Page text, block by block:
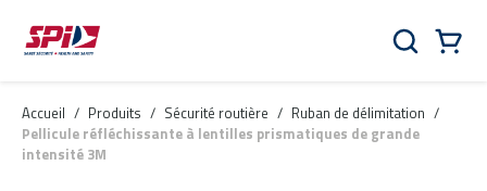
Aller au contenu principal
Skip to menu
Skip to footer
Rechercher
Accueil / Produits / Sécurité routière / Ruban de délimitation /
Pellicule réfléchissante à lentilles prismatiques de grande
intensité 3M